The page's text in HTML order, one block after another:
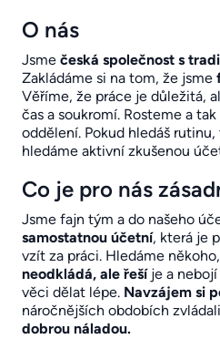
O nás
Jsme česká společnost s
Zakládáme si na tom, že jsme
Věříme, že práce je důležitá,
čas a soukromí. Rosteme a
oddělení. Pokud hledáš
hledáme aktivní zkušenou
Co je pro nás
Jsme fajn tým a do našeho
samostatnou účetní, která je
vzít za práci. Hledáme někoho,
neodkládá, ale řeší je a
věci dělat lépe. Navzájem si
náročnějších obdobích
dobrou náladou.